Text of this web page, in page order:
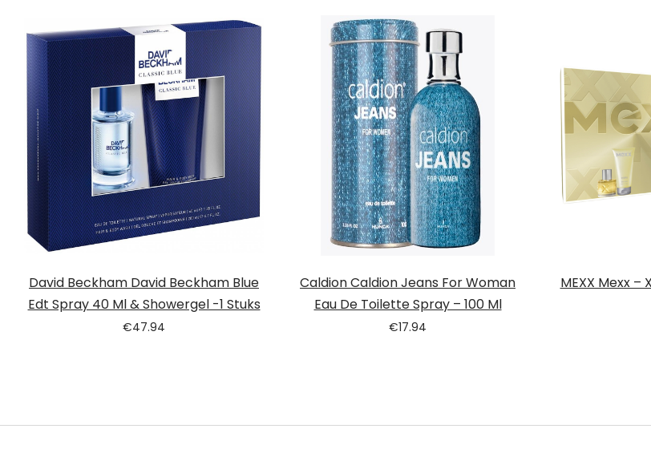
David Beckham David Beckham Blue
Edt Spray 40 Ml & Showergel -1 Stuks
€47.94
Caldion Caldion Jeans For Woman
Eau De Toilette Spray – 100 Ml
€17.94
MEXX Mexx